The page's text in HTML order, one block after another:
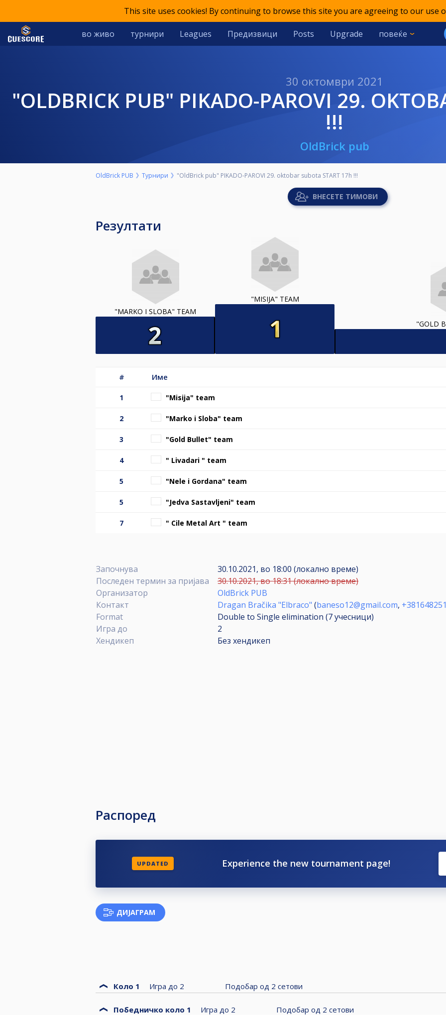
This site uses cookies! By continuing to browse this site you are agreeing to our use
во живо турнири Leagues Предизвици Posts Upgrade повеќе
30 октомври 2021
"OLDBRICK PUB" PIKADO-PAROVI 29. OKTOBAR SUBOTA START 17H
!!!
OldBrick pub
OldBrick PUB Турнири "OldBrick pub" PIKADO-PAROVI 29. oktobar subota START 17h !!!
ВНЕСЕТЕ ТИМОВИ
Резултати
"MARKO I SLOBA" TEAM
"MISIJA" TEAM
"GOLD
# Име
1 "Misija" team
2 "Marko i Sloba" team
3 "Gold Bullet" team
4 " Livadari " team
5 "Nele i Gordana" team
5 "Jedva Sastavljeni" team
7 " Cile Metal Art " team
Започнува
30.10.2021, во 18:00 (локално време)
Последен термин за пријава
30.10.2021, во 18:31 (локално време)
Организатор
OldBrick PUB
Контакт
Dragan Bračika "Elbraco" (baneso12@gmail.com,
Format
Double to Single elimination (7учесници)
Игра до
2
Хендикеп
Без хендикеп
Распоред
UPDATED Experience the new tournament page!
ДИЈАГРАМ
Коло 1 Игра до 2 Подобар од 2 сетови
Победничко коло 1 Игра до 2 Подобар од 2 сетови